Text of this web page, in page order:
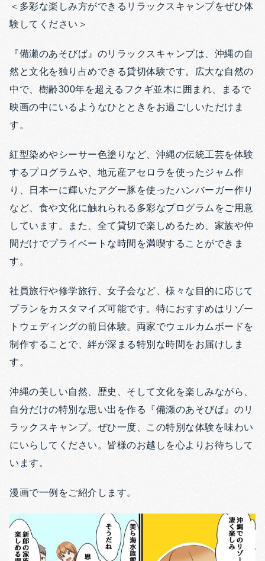
＜多彩な楽しみ方ができるリラックスキャンプをぜひ体
験してください＞
『備瀬のあそびば』のリラックスキャンプは、沖縄の自
然と文化を独り占めできる貸切体験です。広大な自然の
中で、樹齢300年を超えるフクギ並木に囲まれ、まるで
映画の中にいるようなひとときをお過ごしいただけま
す。
紅型染めやシーサー色塗りなど、沖縄の伝統工芸を体験
するプログラムや、地元産アセロラを使ったジャム作
り、日本一に輝いたアグー豚を使ったハンバーガー作り
など、食や文化に触れられる多彩なプログラムをご用意
しています。また、全て貸切で楽しめるため、家族や仲
間だけでプライベートな時間を満喫することができま
す。
社員旅行や修学旅行、女子会など、様々な目的に応じて
プランをカスタマイズ可能です。特におすすめはリゾー
トウェディングの前日体験。両家でウェルカムボードを
制作することで、絆が深まる特別な時間をお届けしま
す。
沖縄の美しい自然、歴史、そして文化を楽しみながら、
自分だけの特別な思い出を作る『備瀬のあそびば』のリ
ラックスキャンプ。ぜひ一度、この特別な体験を味わい
にいらしてください。皆様のお越しを心よりお待ちして
います。
漫画で一例をご紹介します。